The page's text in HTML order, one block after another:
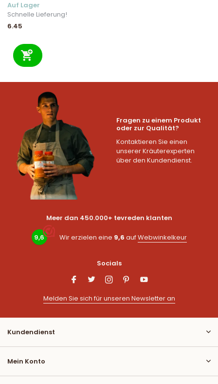
Auf Lager
Schnelle Lieferung!
6.45
Fragen zu einem Produkt
oder zur Qualität?
Kontaktieren Sie einen
unserer Kräuterexperten
über den Kundendienst.
Meer dan 450.000+ tevreden klanten
9,6 Wir erzielen eine 9,6 aufWebwinkelkeur
Socials
Melden Sie sich für unseren Newsletter an
Kundendienst
Mein Konto